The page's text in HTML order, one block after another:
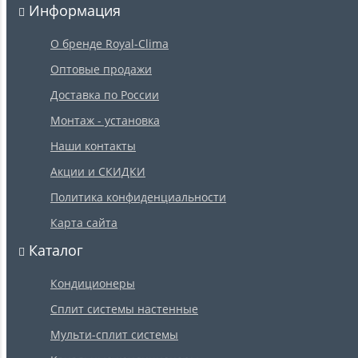
Информация
О бренде Royal-Clima
Оптовые продажи
Доставка по России
Монтаж - установка
Наши контакты
Акции и СКИДКИ
Политика конфиденциальности
Карта сайта
Каталог
Кондиционеры
Сплит системы настенные
Мульти-сплит системы